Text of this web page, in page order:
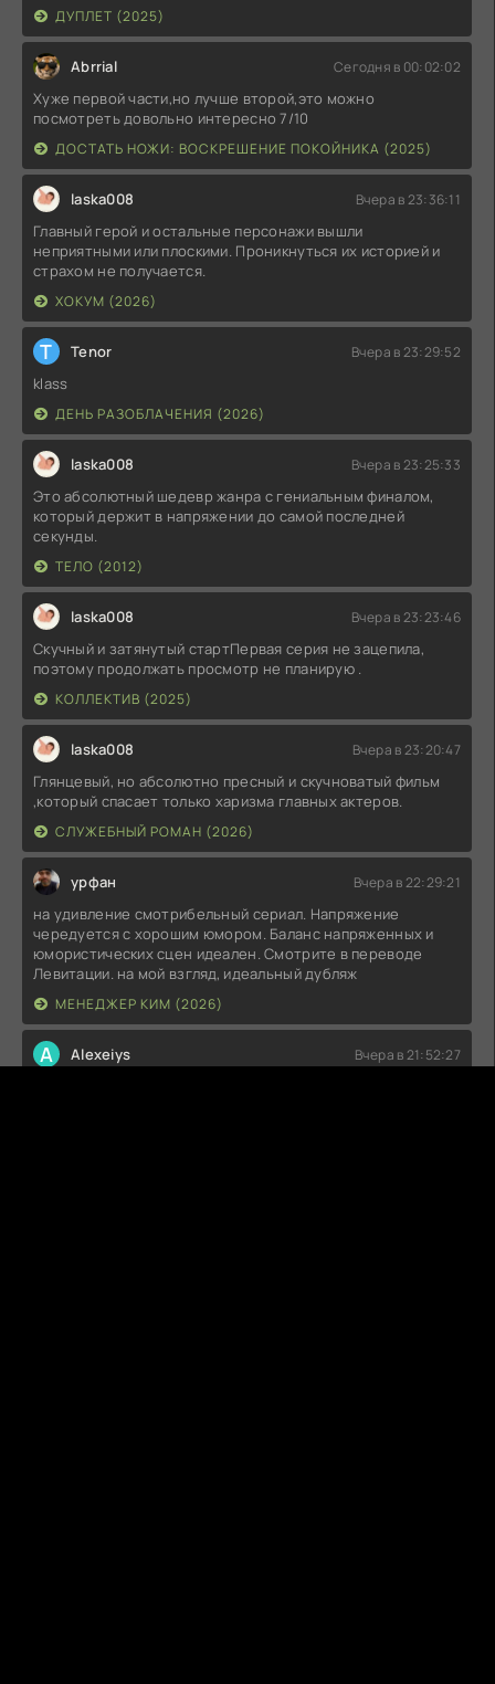
ДУПЛЕТ (2025)
Abrrial Сегодня в 00:02:02
Хуже первой части,но лучше второй,это можно
посмотреть довольно интересно 7/10
ДОСТАТЬ НОЖИ: ВОСКРЕШЕНИЕ ПОКОЙНИКА (2025)
laska008 Вчера в 23:36:11
Главный герой и остальные персонажи вышли
неприятными или плоскими. Проникнуться их историей и
страхом не получается.
ХОКУМ (2026)
T Tenor Вчера в 23:29:52
klass
ДЕНЬ РАЗОБЛАЧЕНИЯ (2026)
laska008 Вчера в 23:25:33
Это абсолютный шедевр жанра с гениальным финалом,
который держит в напряжении до самой последней
секунды.
ТЕЛО (2012)
laska008 Вчера в 23:23:46
Скучный и затянутый стартПервая серия не зацепила,
поэтому продолжать просмотр не планирую .
КОЛЛЕКТИВ (2025)
laska008 Вчера в 23:20:47
Глянцевый, но абсолютно пресный и скучноватый фильм
,который спасает только харизма главных актеров.
СЛУЖЕБНЫЙ РОМАН (2026)
урфан Вчера в 22:29:21
на удивление смотрибельный сериал. Напряжение
чередуется с хорошим юмором. Баланс напряженных и
юмористических сцен идеален. Смотрите в переводе
Левитации. на мой взгляд, идеальный дубляж
МЕНЕДЖЕР КИМ (2026)
A Alexeiys Вчера в 21:52:27